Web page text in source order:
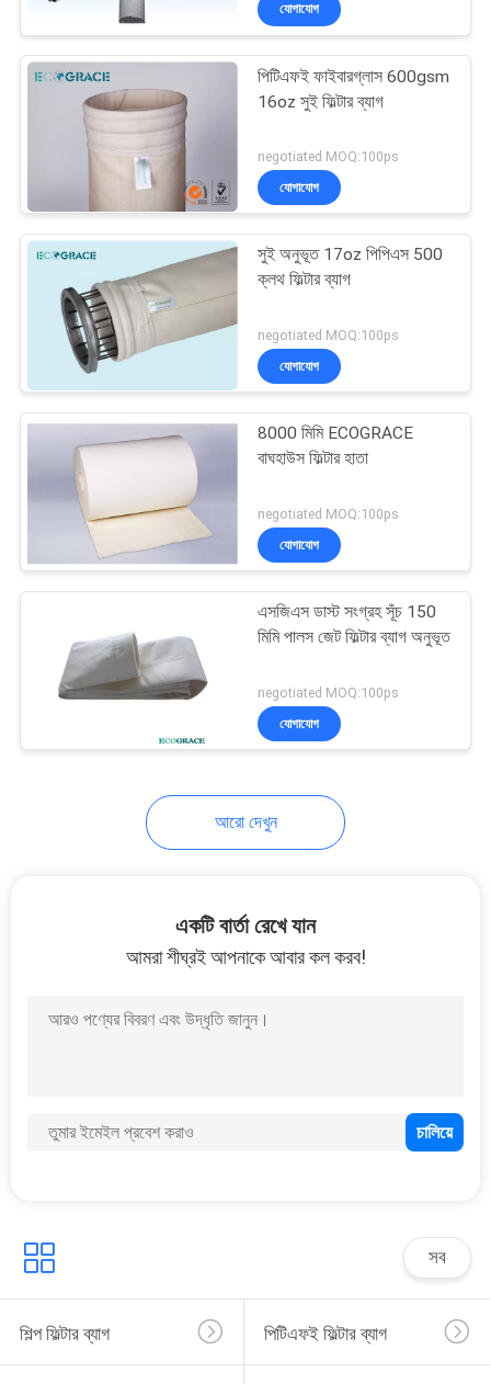
বেল্ট ফিল্টার কাপড়
পলিপ্রোপিলিন ফিল্টার কাপড়
পিপিএস ফিল্টার ব্যাগ
ফাইবারগ্লাস ফিল্টার ব্যাগ
আরমিড ফিল্টার ব্যাগ
9
যোগাযোগ
পিটিএফই ফাইবারগ্লাস 600gsm
16oz সুই ফিল্টার ব্যাগ
negotiated MOQ:100ps
যোগাযোগ
সুই অনুভূত 17oz পিপিএস 500
ক্লথ ফিল্টার ব্যাগ
negotiated MOQ:100ps
যোগাযোগ
8000 মিমি ECOGRACE
বাঘহাউস ফিল্টার হাতা
negotiated MOQ:100ps
যোগাযোগ
এসজিএস ডাস্ট সংগ্রহ সূঁচ 150
মিমি পালস জেট ফিল্টার ব্যাগ অনুভূত
negotiated MOQ:100ps
যোগাযোগ
আরো দেখুন
একটি বার্তা রেখে যান
আমরা শীঘ্রই আপনাকে আবার কল করব!
সব
শিল্প ফিল্টার ব্যাগ পিটিএফই ফিল্টার ব্যাগ